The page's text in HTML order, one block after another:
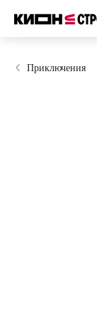
Приключения